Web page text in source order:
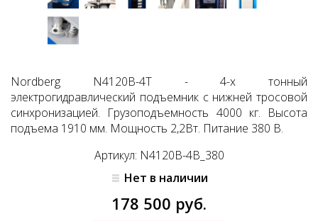
Nordberg N4120B-4T - 4-х тонный
электрогидравлический подъемник с нижней тросовой
синхронизацией. Грузоподъемность 4000 кг. Высота
подъема 1910 мм. Мощность 2,2Вт. Питание 380 В.
Артикул: N4120B-4B_380
Нет в наличии
178 500 руб.